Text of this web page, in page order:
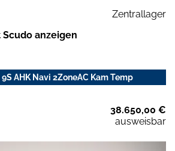
Zentrallager
Scudo anzeigen
AHK Navi 2ZoneAC Kam Temp
38.650,00 €
ausweisbar